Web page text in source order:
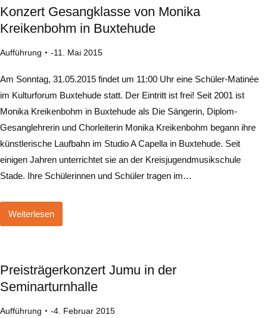
Konzert Gesangklasse von Monika
Kreikenbohm in Buxtehude
Aufführung 11. Mai 2015
Am Sonntag, 31.05.2015 findet um 11:00 Uhr eine Schüler-Matinée
im Kulturforum Buxtehude statt. Der Eintritt ist frei! Seit 2001 ist
Monika Kreikenbohm in Buxtehude als Die Sängerin, Diplom-
Gesanglehrerin und Chorleiterin Monika Kreikenbohm begann ihre
künstlerische Laufbahn im Studio A Capella in Buxtehude. Seit
einigen Jahren unterrichtet sie an der Kreisjugendmusikschule
Stade. Ihre Schülerinnen und Schüler tragen im…
Weiterlesen
Preisträgerkonzert Jumu in der
Seminarturnhalle
Aufführung 4. Februar 2015